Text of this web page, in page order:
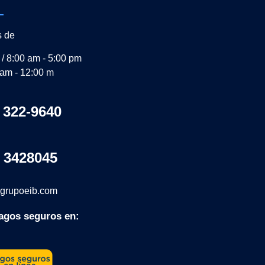
de
8:00 am - 5:00 pm
- 12:00 m
9640
seguros en: